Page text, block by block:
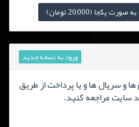
(20,000 تومان)
ورود به نسخه جدید
و سریال ها و یا پرداخت از طریق
سایت مراجعه کنید.